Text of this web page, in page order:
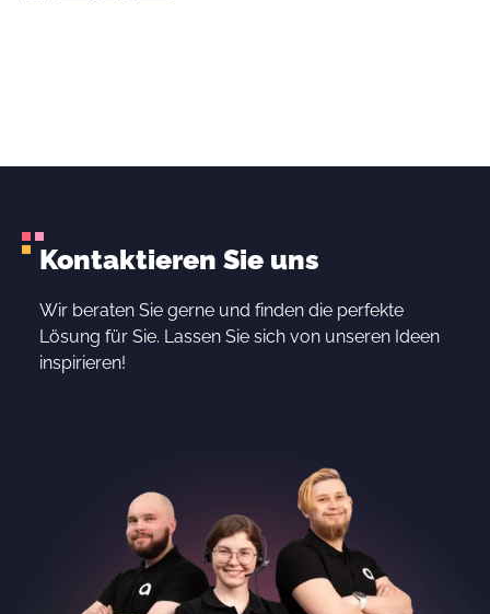
Kontaktieren Sie uns
Wir beraten Sie gerne und finden die perfekte
Lösung für Sie. Lassen Sie sich von unseren Ideen
inspirieren!